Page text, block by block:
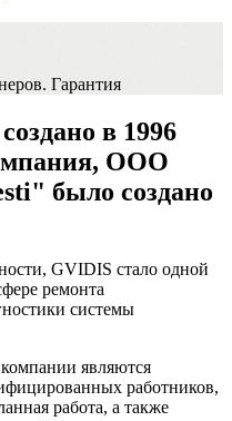
Гарантия
в 1996
ООО
было создано
GVIDIS стало одной
ремонта
системы
являются
работников,
работа, а также